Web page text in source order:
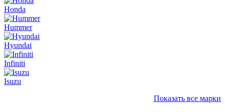
Honda
Hummer
Hyundai
Infiniti
Isuzu
Показать все марки